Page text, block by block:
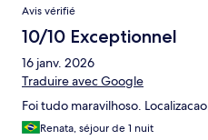
Avis vérifié
10/10 Exceptionnel
16 janv. 2026
Traduire avec Google
Foi tudo maravilhoso.
Renata, séjour de 1 nuit